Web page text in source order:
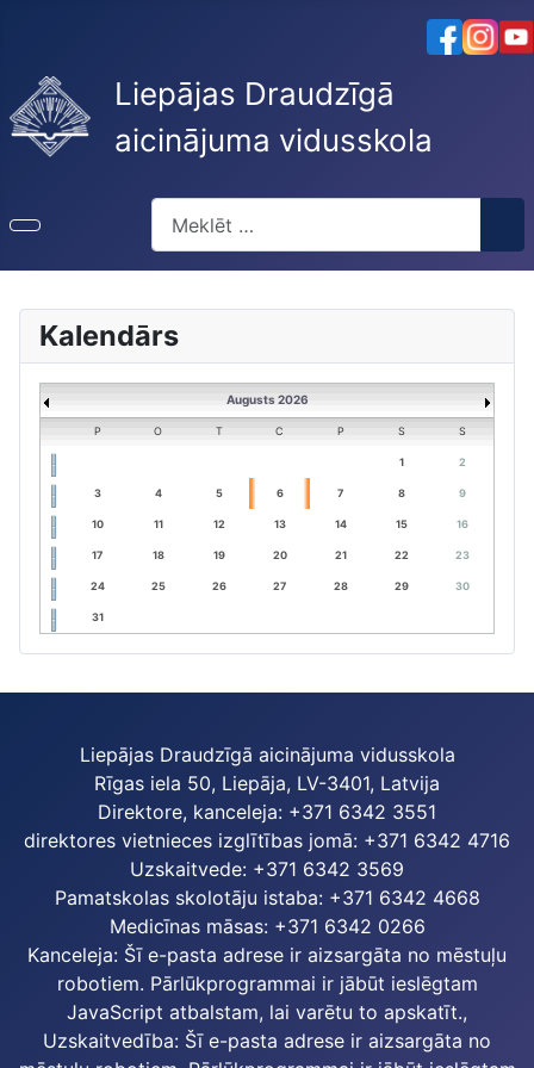
Liepājas Draudzīgā
aicinājuma vidusskola
Kalendārs
Augusts 2026
P O T C P S S
1 2
3 4 5 6 7 8 9
10 11 12 13 14 15 16
17 18 19 20 21 22 23
24 25 26 27 28 29 30
31
Liepājas Draudzīgā aicinājuma vidusskola
Rīgas iela 50, Liepāja, LV-3401, Latvija
Direktore, kanceleja: +371 6342 3551
direktores vietnieces izglītības jomā: +371 6342 4716
Uzskaitvede: +371 6342 3569
Pamatskolas skolotāju istaba: +371 6342 4668
Medicīnas māsas: +371 6342 0266
Kanceleja: Šī e-pasta adrese ir aizsargāta no mēstuļu
robotiem. Pārlūkprogrammai ir jābūt ieslēgtam
JavaScript atbalstam, lai varētu to apskatīt.,
Uzskaitvedība: Šī e-pasta adrese ir aizsargāta no